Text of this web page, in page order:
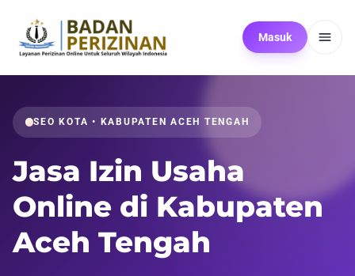
Masuk
SEO KOTA • KABUPATEN ACEH TENGAH
Jasa Izin Usaha
Online di Kabupaten
Aceh Tengah